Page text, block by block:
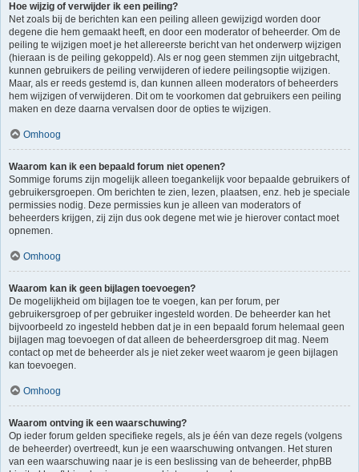
Hoe wijzig of verwijder ik een peiling?
Net zoals bij de berichten kan een peiling alleen gewijzigd worden door
degene die hem gemaakt heeft, en door een moderator of beheerder. Om de
peiling te wijzigen moet je het allereerste bericht van het onderwerp wijzigen
(hieraan is de peiling gekoppeld). Als er nog geen stemmen zijn uitgebracht,
kunnen gebruikers de peiling verwijderen of iedere peilingsoptie wijzigen.
Maar, als er reeds gestemd is, dan kunnen alleen moderators of beheerders
hem wijzigen of verwijderen. Dit om te voorkomen dat gebruikers een peiling
maken en deze daarna vervalsen door de opties te wijzigen.
Omhoog
Waarom kan ik een bepaald forum niet openen?
Sommige forums zijn mogelijk alleen toegankelijk voor bepaalde gebruikers of
gebruikersgroepen. Om berichten te zien, lezen, plaatsen, enz. heb je speciale
permissies nodig. Deze permissies kun je alleen van moderators of
beheerders krijgen, zij zijn dus ook degene met wie je hierover contact moet
opnemen.
Omhoog
Waarom kan ik geen bijlagen toevoegen?
De mogelijkheid om bijlagen toe te voegen, kan per forum, per
gebruikersgroep of per gebruiker ingesteld worden. De beheerder kan het
bijvoorbeeld zo ingesteld hebben dat je in een bepaald forum helemaal geen
bijlagen mag toevoegen of dat alleen de beheerdersgroep dit mag. Neem
contact op met de beheerder als je niet zeker weet waarom je geen bijlagen
kan toevoegen.
Omhoog
Waarom ontving ik een waarschuwing?
Op ieder forum gelden specifieke regels, als je één van deze regels (volgens
de beheerder) overtreedt, kun je een waarschuwing ontvangen. Het sturen
van een waarschuwing naar je is een beslissing van de beheerder, phpBB